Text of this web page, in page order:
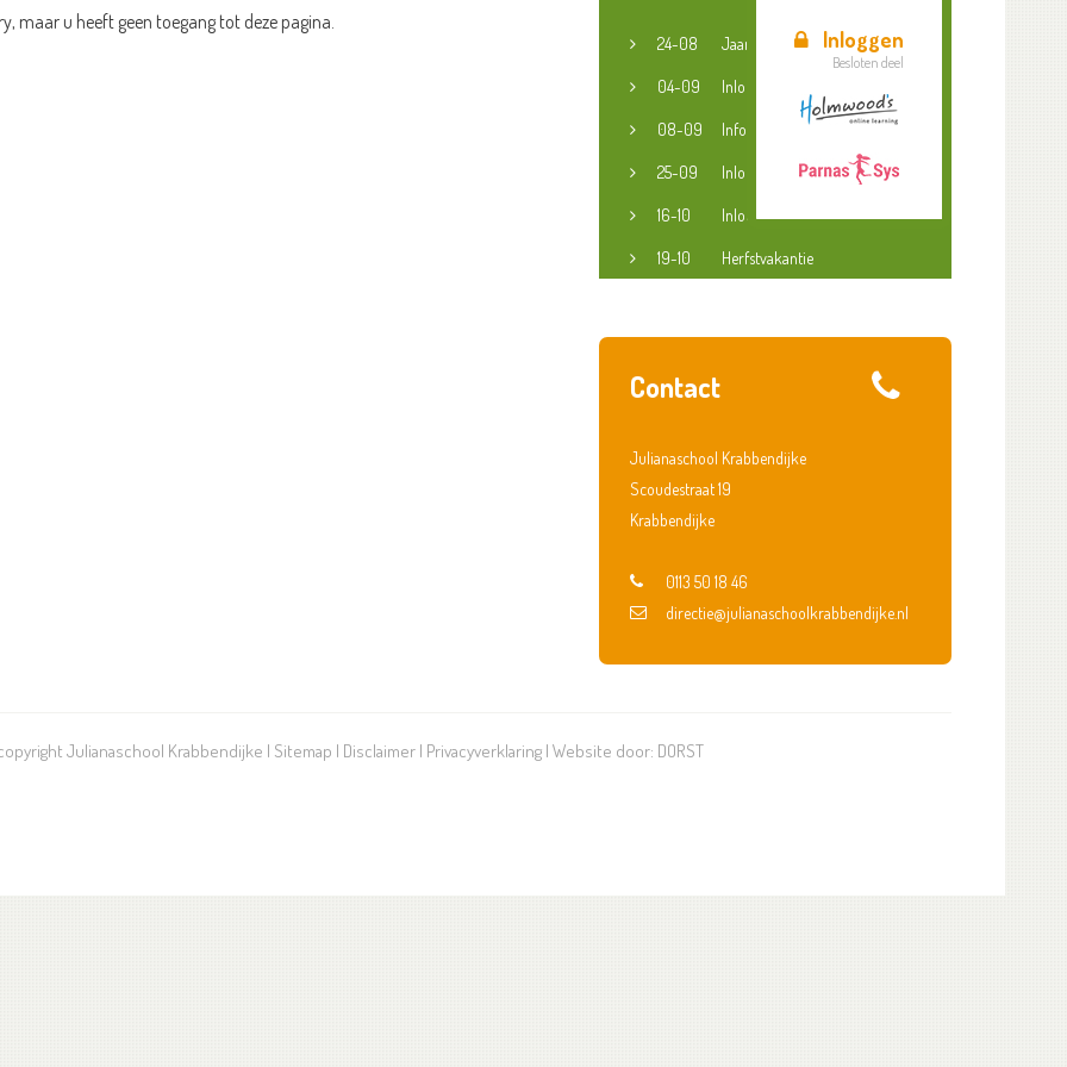
Inloggen
Besloten deel
maar u heeft geen toegang tot deze pagina.
24-08 Jaaropening
04-09 Inloopspreekuur jeugdconsulent
08-09 Informatieavond groep 3-8
25-09 Inloopspreekuur jeugdconsulent
16-10 Inloopspreekuur jeugdconsulent
19-10 Herfstvakantie
Contact
Julianaschool Krabbendijke
Scoudestraat 19
Krabbendijke
0113 50 18 46
directie@julianaschoolkrabbendijke.nl
Julianaschool Krabbendijke | Sitemap | Disclaimer | Privacyverklaring | Website door: DORST